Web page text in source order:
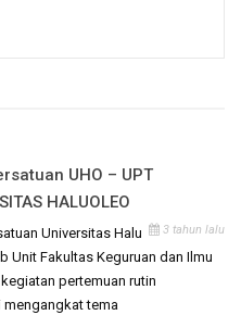
UHO – UPT
HALUOLEO
3 tahun lalu
Universitas Halu
Unit Fakultas Keguruan dan Ilmu
pertemuan rutin
mengangkat tema